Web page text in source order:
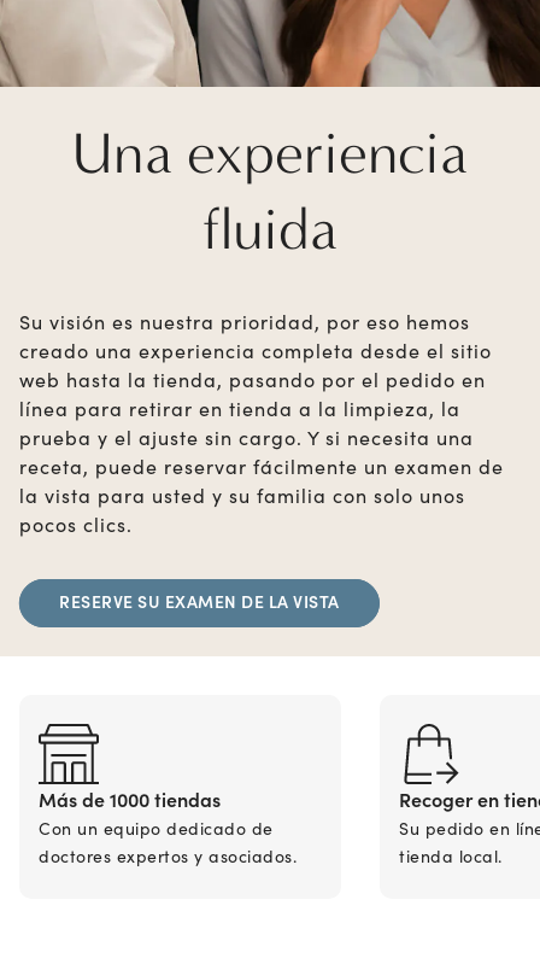
Una experiencia
fluida
Su visión es nuestra prioridad, por eso hemos
creado una experiencia completa desde el sitio
web hasta la tienda, pasando por el pedido en
línea para retirar en tienda a la limpieza, la
prueba y el ajuste sin cargo. Y si necesita una
receta, puede reservar fácilmente un examen de
la vista para usted y su familia con solo unos
pocos clics.
RESERVE SU EXAMEN DE LA VISTA
Más de 1000 tiendas
Con un equipo dedicado de
doctores expertos y asociados.
Recoger en
Su pedido en
tienda local.